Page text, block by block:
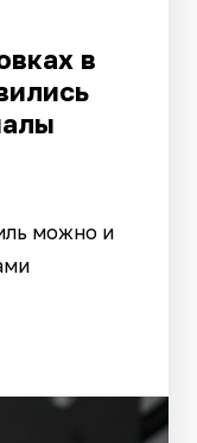
в
можно и